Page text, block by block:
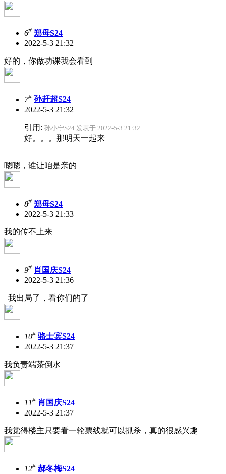
6# 郑母S24
2022-5-3 21:32
好的，你做功课我会看到
7# 孙赶超S24
2022-5-3 21:32
引用: 孙小宁S24 发表于 2022-5-3 21:32
好。。。那明天一起来
嗯嗯，谁让咱是亲的
8# 郑母S24
2022-5-3 21:33
我的传不上来
9# 肖国庆S24
2022-5-3 21:36
我出局了，看你们的了
10# 骆士宾S24
2022-5-3 21:37
我负责端茶倒水
11# 肖国庆S24
2022-5-3 21:37
我觉得楼主只要看一轮票线就可以抓杀，真的很感兴趣
12# 郝冬梅S24